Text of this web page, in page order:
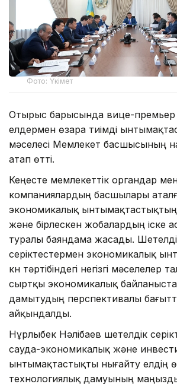
Фото: Үкімет
Отырыс барысында вице-премьер
елдермен өзара тиімді
мәселесі Мемлекет басшысының
атап өтті.
Кеңесте мемлекеттік органдар
компаниялардың басшылары
экономикалық ынтымақтастықтың
және бірлескен жобалардың іске
туралы баяндама жасады.
серіктестермен экономикалық
күн тәртібіндегі негізгі мәселелер
сыртқы экономикалық
дамытудың перспективалы
айқындалды.
Нұрлыбек Нәлібаев шетелдік
сауда-экономикалық және
ынтымақтастықты нығайту елдің
технологиялық дамуының